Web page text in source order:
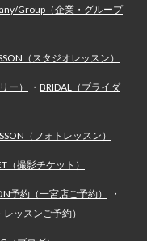
Group（企業・グループ
（スタジオレッスン）
ー） ・ BRIDAL（ブライダ
（フォトレッスン）
（撮影チケット）
予約（一宮店ご予約）
・
ッスンご予約）